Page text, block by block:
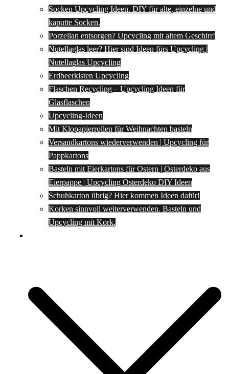
Socken Upcycling Ideen. DIY für alte, einzelne und
kaputte Socken.
Porzellan entsorgen? Upcycling mit altem Geschirr!
Nutellaglas leer? Hier sind Ideen fürs Upcycling |
Nutellaglas Upcycling
Erdbeerkisten Upcycling
Flaschen Recycling – Upcycling Ideen für
Glasflaschen
Upcycling-Ideen
Mit Klopapierrollen für Weihnachten basteln
Versandkartons wiederverwenden | Upcycling für
Pappkartons
Basteln mit Eierkartons für Ostern | Osterdeko aus
Eierpappe | Upcycling Osterdeko DIY Ideen
Schuhkarton übrig? Hier kommen Ideen dafür!
Korken sinnvoll weiterverwenden. Basteln und
Upcycling mit Kork.